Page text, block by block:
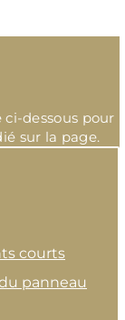
ci-dessous pour
sur la page.
courts
panneau